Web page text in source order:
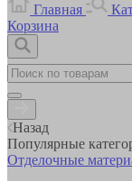
Главная
Корзина
Назад
Популярные
Отделочные